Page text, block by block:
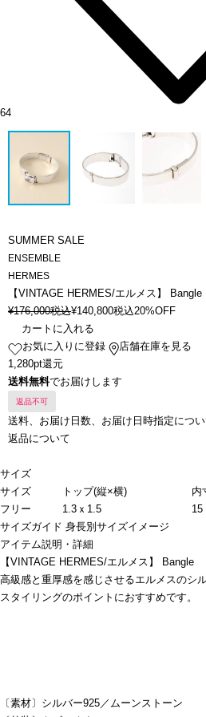
64
SUMMER SALE
ENSEMBLE
HERMES
【VINTAGE HERMES/エルメス】 Bangle
¥176,000税込¥140,800税込20%OFF
カートに入れる
お気に入りに登録
店舗在庫を見る
1,280pt還元
送料無料でお届けします
返品不可
送料、お届け日数、お届け日時指定につ
返品について
サイズ
サイズ
トップ(縦×横) 内
フリー
1.3ｘ1.5 15
サイズガイド 身長別サイズイメージ
アイテム説明・詳細
【VINTAGE HERMES/エルメス】 Bangle
高級感と重厚感を感じさせるエルメスのシ
スタイリングのポイントにおすすめです。
〔素材〕シルバー925／ムーンストーン